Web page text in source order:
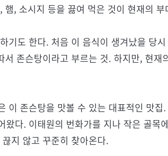
, 소시지 등을 끓여 먹은 것이 현재의
기도 한다. 처음 이 음식이 생겨났을 당
존슨탕이라고 부르는 것. 하지만, 현재
이 존슨탕을 맛볼 수 있는 대표적인 맛집
왔다. 이태원의 번화가를 지나 작은 골목
지 않고 꾸준히 찾아온다.